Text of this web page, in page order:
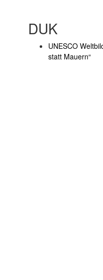
DUK
UNESCO
statt Mauern“